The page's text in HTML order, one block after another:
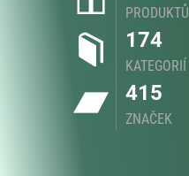
PRODUKTŮ
174
KATEGORIÍ
415
ZNAČEK